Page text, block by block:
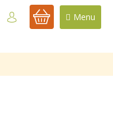
NÁKUPNÍ